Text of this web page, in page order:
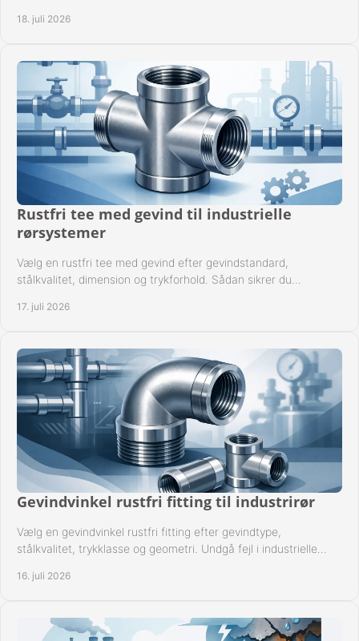
18. juli 2026
Rustfri tee med gevind til industrielle
rørsystemer
Vælg en rustfri tee med gevind efter gevindstandard,
stålkvalitet, dimension og trykforhold. Sådan sikrer du
17. juli 2026
Gevindvinkel rustfri fitting til industrirør
Vælg en gevindvinkel rustfri fitting efter gevindtype,
stålkvalitet, trykklasse og geometri. Undgå fejl i industrielle
16. juli 2026